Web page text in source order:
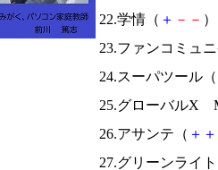
22.学情（ ＋ － －
23.ファンコミュ
24.スーパツール（
25.グローバルX
26.アサンテ（ ＋ ＋
27.グリーンライ